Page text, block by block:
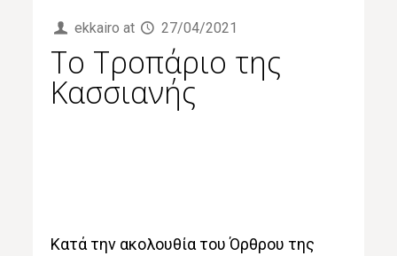
ekkairo at 27/04/2021
To Tροπάριο της
Κασσιανής
Κατά την ακολουθία του Όρθρου της